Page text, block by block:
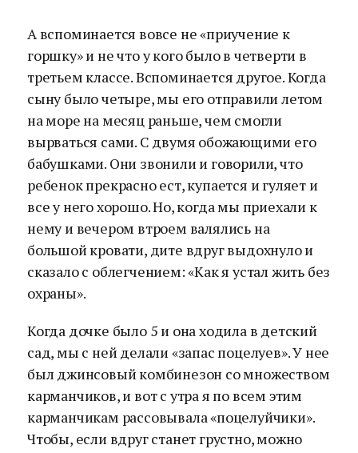
А вспоминается вовсе не «приучение к
горшку» и не что у кого было в четверти в
третьем классе. Вспоминается другое. Когда
сыну было четыре, мы его отправили летом
на море на месяц раньше, чем смогли
вырваться сами. С двумя обожающими его
бабушками. Они звонили и говорили, что
ребенок прекрасно ест, купается и гуляет и
все у него хорошо. Но, когда мы приехали к
нему и вечером втроем валялись на
большой кровати, дите вдруг выдохнуло и
сказало с облегчением: «Как я устал жить без
охраны».
Когда дочке было 5 и она ходила в детский
сад, мы с ней делали «запас поцелуев». У нее
был джинсовый комбинезон со множеством
карманчиков, и вот с утра я по всем этим
карманчикам рассовывала «поцелуйчики».
Чтобы, если вдруг станет грустно, можно